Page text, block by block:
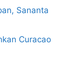
Sananta
Curacao